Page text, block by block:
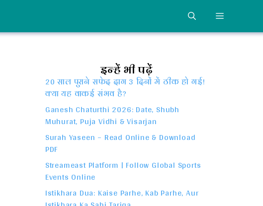
MENU
इन्हें भी पढ़ें
20 साल पुराने सफेद दाग 3 दिनों में ठीक हो गई!
क्या यह वाकई संभव है?
Ganesh Chaturthi 2026: Date, Shubh
Muhurat, Puja Vidhi & Visarjan
Surah Yaseen – Read Online & Download
PDF
Streameast Platform | Follow Global Sports
Events Online
Istikhara Dua: Kaise Parhe, Kab Parhe, Aur